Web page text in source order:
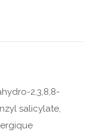
2,3,8,8-
salicylate,